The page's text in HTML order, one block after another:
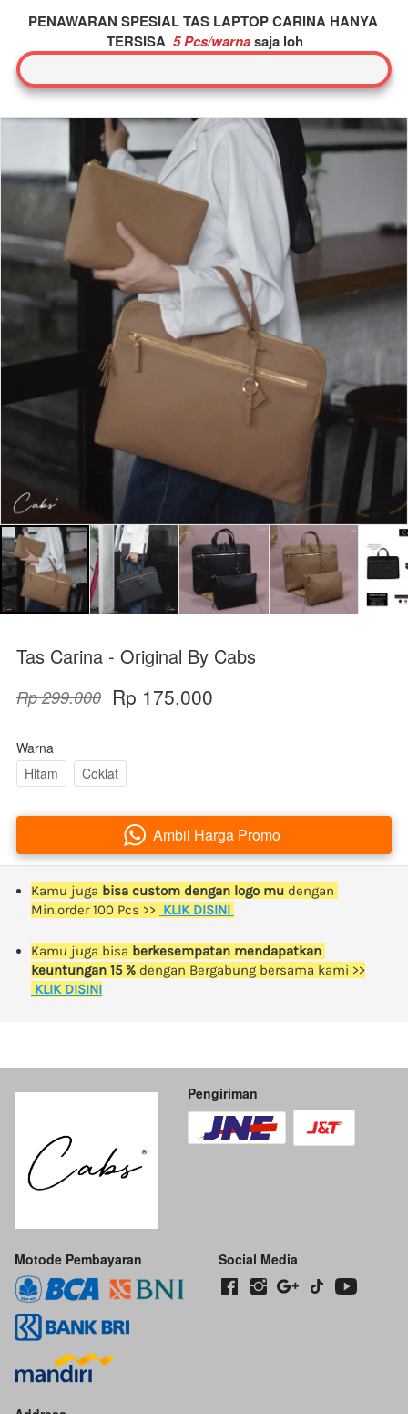
PENAWARAN SPESIAL TAS LAPTOP CARINA HANYA
TERSISA 5 Pcs/warna saja loh
Tas Carina - Original By Cabs
Rp 299.000 Rp 175.000
Warna
Hitam
Coklat
` Ambil Harga Promo
Kamu juga bisa custom dengan logo mu dengan
Min.order 100 Pcs >> KLIK DISINI
Kamu juga bisa berkesempatan mendapatkan
keuntungan 15 % dengan Bergabung bersama kami >>
KLIK DISINI
Pengiriman
Motode Pembayaran Social Media